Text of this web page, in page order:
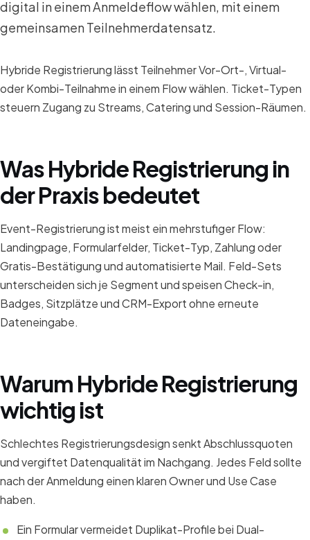
digital in einem Anmeldeflow wählen, mit einem
gemeinsamen Teilnehmerdatensatz.
Hybride Registrierung lässt Teilnehmer Vor-Ort-, Virtual-
oder Kombi-Teilnahme in einem Flow wählen. Ticket-Typen
steuern Zugang zu Streams, Catering und Session-Räumen.
Was Hybride Registrierung in
der Praxis bedeutet
Event-Registrierung ist meist ein mehrstufiger Flow:
Landingpage, Formularfelder, Ticket-Typ, Zahlung oder
Gratis-Bestätigung und automatisierte Mail. Feld-Sets
unterscheiden sich je Segment und speisen Check-in,
Badges, Sitzplätze und CRM-Export ohne erneute
Dateneingabe.
Warum Hybride Registrierung
wichtig ist
Schlechtes Registrierungsdesign senkt Abschlussquoten
und vergiftet Datenqualität im Nachgang. Jedes Feld sollte
nach der Anmeldung einen klaren Owner und Use Case
haben.
Ein Formular vermeidet Duplikat-Profile bei Dual-